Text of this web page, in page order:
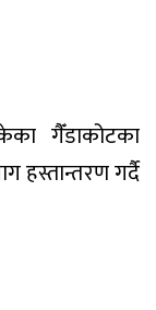
गैँडाकोटका
हस्तान्तरण गर्दै